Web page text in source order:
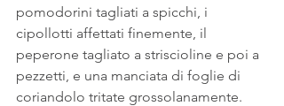
pomodorini tagliati a spicchi, i
cipollotti affettati finemente, il
peperone tagliato a striscioline e poi a
pezzetti, e una manciata di foglie di
coriandolo tritate grossolanamente.